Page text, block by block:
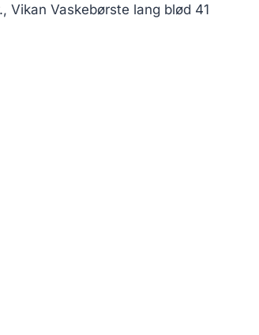
Vikan Vaskebørste lang blød 41